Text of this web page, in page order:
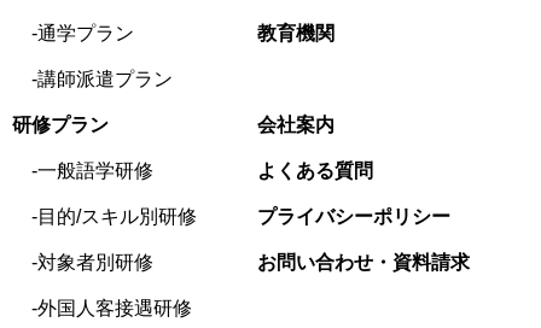
通学プラン
講師派遣プラン
教育機関
研修プラン
一般語学研修
目的/スキル別研修
対象者別研修
外国人客接遇研修
会社案内
よくある質問
プライバシーポリシー
お問い合わせ・資料請求